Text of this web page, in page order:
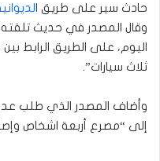
حادث سير على طريق ا
وقال المصدر في حديث تلقته
اليوم، على الطريق الرابط
ثلاث سيارات”.
وأضاف المصدر الذي طلب
إلى “مصرع أربعة اشخاص